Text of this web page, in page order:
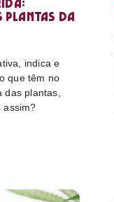
plantas da
indica e
que têm no
das plantas,
assim?